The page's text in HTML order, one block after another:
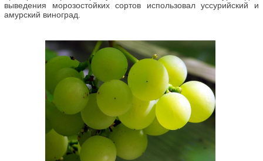
выведения морозостойких сортов использовал уссурийский и
амурский виноград.